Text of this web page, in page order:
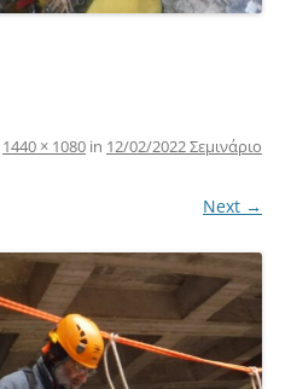
1440 × 1080 in 12/02/2022 Σεμινάριο
Next →